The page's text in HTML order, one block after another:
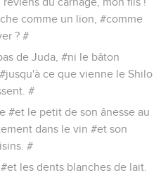
comme un lion, #comme
? #
de Juda, #ni le bâton
ce que vienne le Shilo
#
#et le petit de son ânesse au
dans le vin #et son
#
les dents blanches de lait.